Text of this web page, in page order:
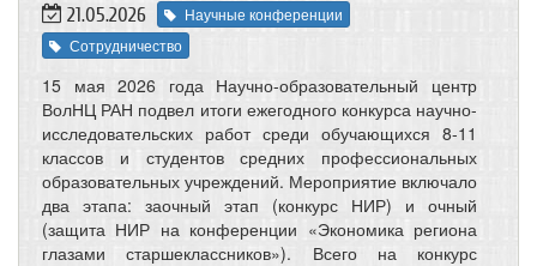
21.05.2026
Научные конференции
Сотрудничество
15 мая 2026 года Научно-образовательный центр
ВолНЦ РАН подвел итоги ежегодного конкурса научно-
исследовательских работ среди обучающихся 8-11
классов и студентов средних профессиональных
образовательных учреждений. Мероприятие включало
два этапа: заочный этап (конкурс НИР) и очный
(защита НИР на конференции «Экономика региона
глазами старшеклассников»). Всего на конкурс